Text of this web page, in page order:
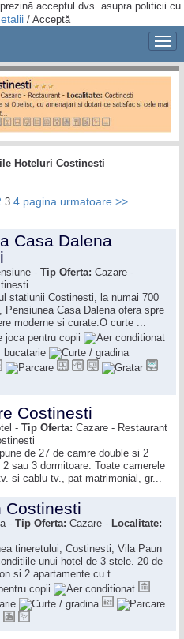
acceptul dvs. asupra politicii cu
/ Acceptă
Hoteluri Costinesti
3 4 pagina urmatoare >>
Casa Dalena
- Tip Oferta: Cazare -
statiunii Costinesti, la numai 700
Pensiunea Casa Dalena ofera spre
moderne si curate.O curte ...
Costinesti
- Tip Oferta: Cazare - Restaurant
de 27 de camre double si 2
sau 3 dormitoare. Toate camerele
si cablu tv., pat matrimonial, gr...
Costinesti
- Tip Oferta: Cazare - Localitate:
tineretului, Costinesti, Vila Paun
unui hotel de 3 stele. 20 de
si 2 apartamente cu t...